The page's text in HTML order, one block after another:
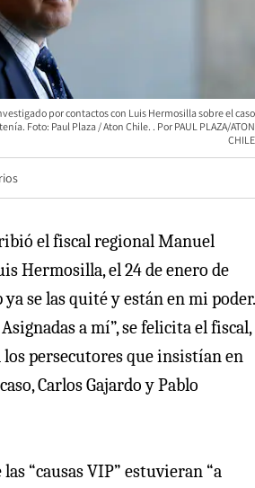
por contactos con Luis Hermosilla sobre el caso
Foto: Paul Plaza / Aton Chile.
PAUL PLAZA/ATON
CHILE
el fiscal regional Manuel
Hermosilla, el 24 de enero de
ya se las quité y están en mi poder.
a mí”, se felicita el fiscal,
los persecutores que insistían en
Carlos Gajardo y Pablo
“causas VIP” estuvieran “a